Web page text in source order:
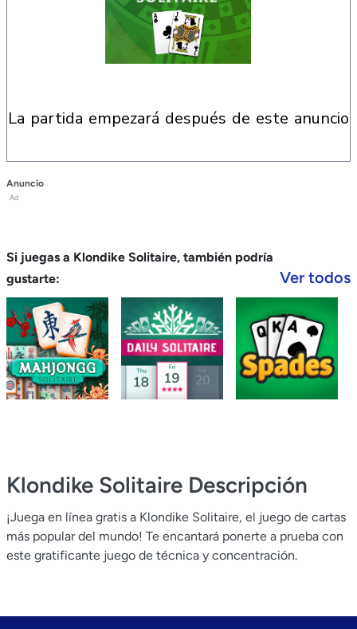
la partida empezará después de este anuncio
Anuncio
Ad
Si juegas a Klondike Solitaire, también podría
gustarte:
Ver todos
Klondike Solitaire Descripción
¡Juega en línea gratis a Klondike Solitaire, el juego de cartas
más popular del mundo! Te encantará ponerte a prueba con
este gratificante juego de técnica y concentración.